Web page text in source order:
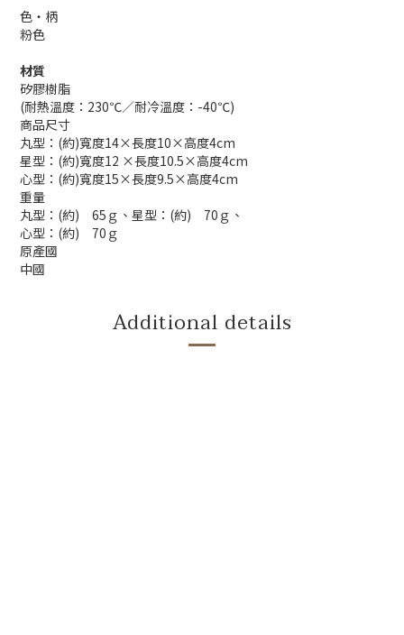
色・柄
粉色
材質
矽膠樹脂
(耐熱溫度：230℃／耐冷溫度：-40℃)
商品尺寸
丸型：(約)寬度14×長度​​10×高度4cm
星型：(約)寬度12 ×長度10.5×高度4cm
心型：(約)寬度15×長度9.5×高度4cm
重量
丸型：(約) 65ｇ、星型：(約) 70ｇ、
心型：(約) 70ｇ
原產國
中國
Additional details